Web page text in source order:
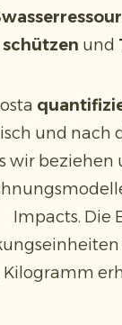
schützen und
und nach
wir beziehen
Impacts. Die
Kilogramm